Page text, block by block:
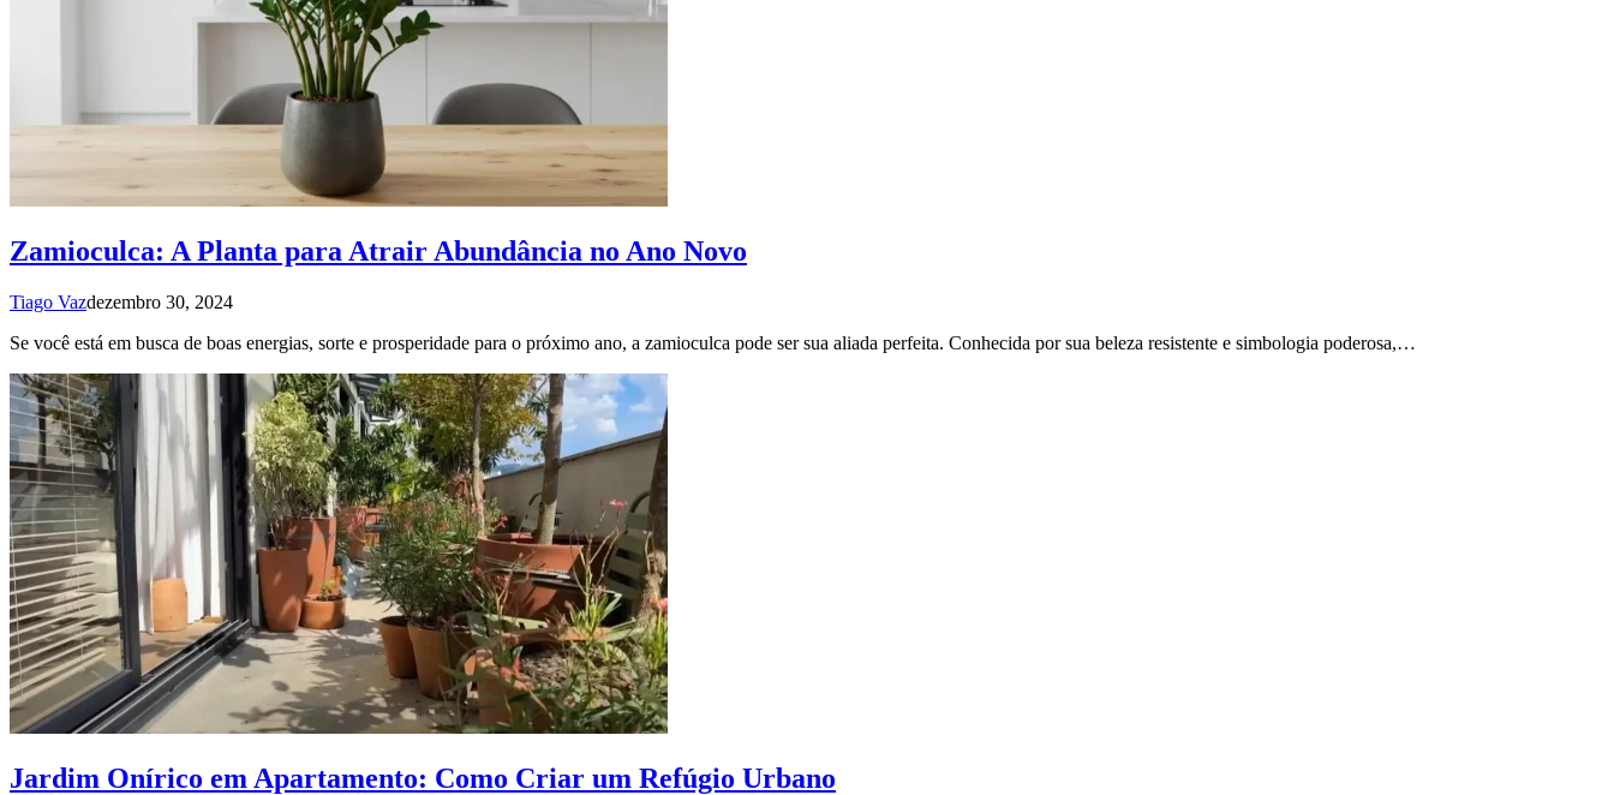
Zamioculca: A Planta para Atrair Abundância no Ano Novo
Tiago Vazdezembro 30, 2024
Se você está em busca de boas energias, sorte e prosperidade para o próximo ano, a zamioculca pode ser sua aliada perfeita. Conhecida por sua beleza resistente e simbologia poderosa,…
Jardim Onírico em Apartamento: Como Criar um Refúgio Urbano